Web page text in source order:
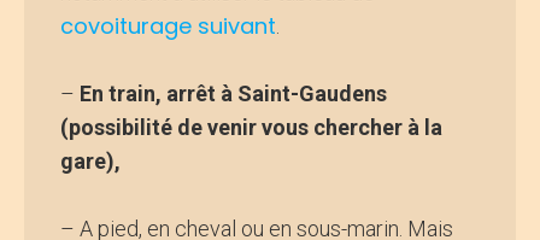
covoiturage suivant
– En train, arrêt à Saint-Gaudens
(possibilité de venir vous chercher à la
gare),
– A pied, en cheval ou en sous-marin. Mais